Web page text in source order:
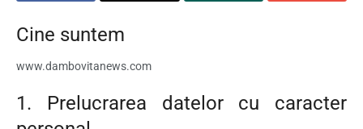
Cine suntem
www.dambovitanews.com
1. Prelucrarea datelor cu caracter